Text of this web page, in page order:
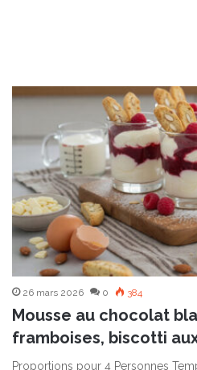
26 mars 2026 0 384
Mousse au chocolat
framboises, biscotti
Proportions pour 4 Personnes